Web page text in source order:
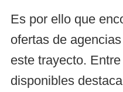
Es por ello que
ofertas de
este trayecto.
disponibles